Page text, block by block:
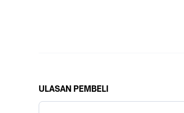
ULASAN PEMBELI